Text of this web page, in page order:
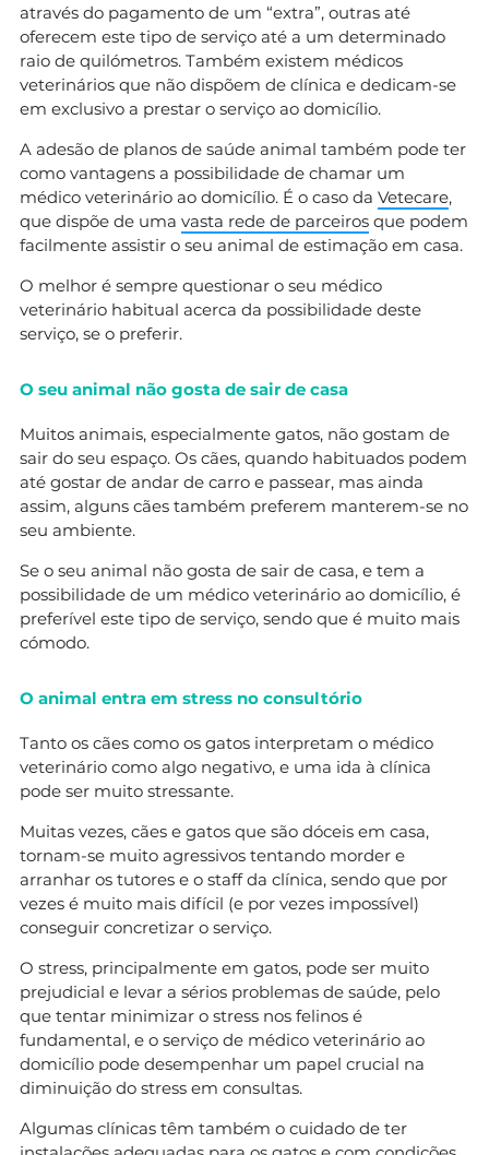
através do pagamento de um “extra”, outras até
oferecem este tipo de serviço até a um determinado
raio de quilómetros. Também existem médicos
veterinários que não dispõem de clínica e dedicam-se
em exclusivo a prestar o serviço ao domicílio.
A adesão de planos de saúde animal também pode ter
como vantagens a possibilidade de chamar um
médico veterinário ao domicílio. É o caso da Vetecare,
que dispõe de uma vasta rede de parceiros que podem
facilmente assistir o seu animal de estimação em casa.
O melhor é sempre questionar o seu médico
veterinário habitual acerca da possibilidade deste
serviço, se o preferir.
O seu animal não gosta de sair de casa
Muitos animais, especialmente gatos, não gostam de
sair do seu espaço. Os cães, quando habituados podem
até gostar de andar de carro e passear, mas ainda
assim, alguns cães também preferem manterem-se no
seu ambiente.
Se o seu animal não gosta de sair de casa, e tem a
possibilidade de um médico veterinário ao domicílio, é
preferível este tipo de serviço, sendo que é muito mais
cómodo.
O animal entra em stress no consultório
Tanto os cães como os gatos interpretam o médico
veterinário como algo negativo, e uma ida à clínica
pode ser muito stressante.
Muitas vezes, cães e gatos que são dóceis em casa,
tornam-se muito agressivos tentando morder e
arranhar os tutores e o staff da clínica, sendo que por
vezes é muito mais difícil (e por vezes impossível)
conseguir concretizar o serviço.
O stress, principalmente em gatos, pode ser muito
prejudicial e levar a sérios problemas de saúde, pelo
que tentar minimizar o stress nos felinos é
fundamental, e o serviço de médico veterinário ao
domicílio pode desempenhar um papel crucial na
diminuição do stress em consultas.
Algumas clínicas têm também o cuidado de ter